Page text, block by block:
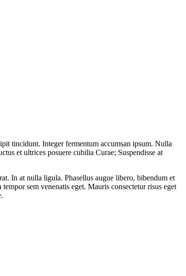
tincidunt. Integer fermentum accumsan ipsum. Nulla
et ultrices posuere cubilia Curae; Suspendisse at
In at nulla ligula. Phasellus augue libero, bibendum et
sem venenatis eget. Mauris consectetur risus eget